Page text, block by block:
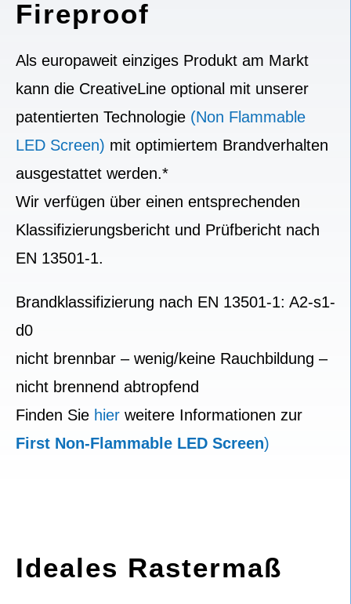
Fireproof
Als europaweit einziges Produkt am Markt
kann die CreativeLine optional mit unserer
patentierten Technologie (Non Flammable
LED Screen) mit optimiertem Brandverhalten
ausgestattet werden.*
Wir verfügen über einen entsprechenden
Klassifizierungsbericht und Prüfbericht nach
EN 13501-1.
Brandklassifizierung nach EN 13501-1: A2-s1-
d0
nicht brennbar – wenig/keine Rauchbildung –
nicht brennend abtropfend
Finden Sie hier weitere Informationen zur
First Non-Flammable LED Screen)
Ideales Rastermaß